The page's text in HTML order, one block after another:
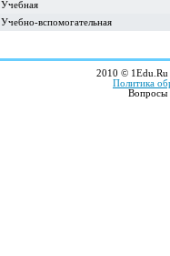
Учебная
Учебно-вспомогательная
2010 © 1Edu.Ru
Политика
Вопросы